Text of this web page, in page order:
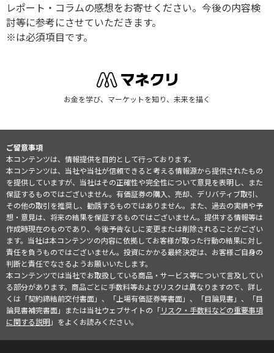
レポート・コラムの感想をお寄せください。今後の内容検
討等に参考にさせていただきます。
※は必須項目です。
お金を学び、マーケットを知り、未来を描く
ご留意事項
本コンテンツは、情報提供を目的として行っております。
本コンテンツは、当社や当社が信頼できると考える情報源から提供されたもの
を提供していますが、当社はその正確性や完全性について意見を表明し、また
保証するものではございません。有価証券の購入、売却、デリバティブ取引、
その他の取引を推奨し、勧誘するものではありません。また、過去の実績や予
想・意見は、将来の結果を保証するものではございません。提供する情報等は
作成時現在のものであり、今後予告なしに変更または削除されることがござい
ます。当社は本コンテンツの内容に依拠してお客様が取った行動の結果に対し
責任を負うものではございません。投資にかかる最終決定は、お客様ご自身の
判断と責任でなさるようお願いいたします。
本コンテンツでは当社でお取扱している商品・サービス等について言及してい
る部分があります。商品ごとに手数料等およびリスクは異なりますので、詳し
くは「契約締結前交付書面」、「上場有価証券等書面」、「目論見書」、「目
論見書補完書面」または当社ウェブサイトの「リスク・手数料などの重要事項
に関する説明」をよくお読みください。